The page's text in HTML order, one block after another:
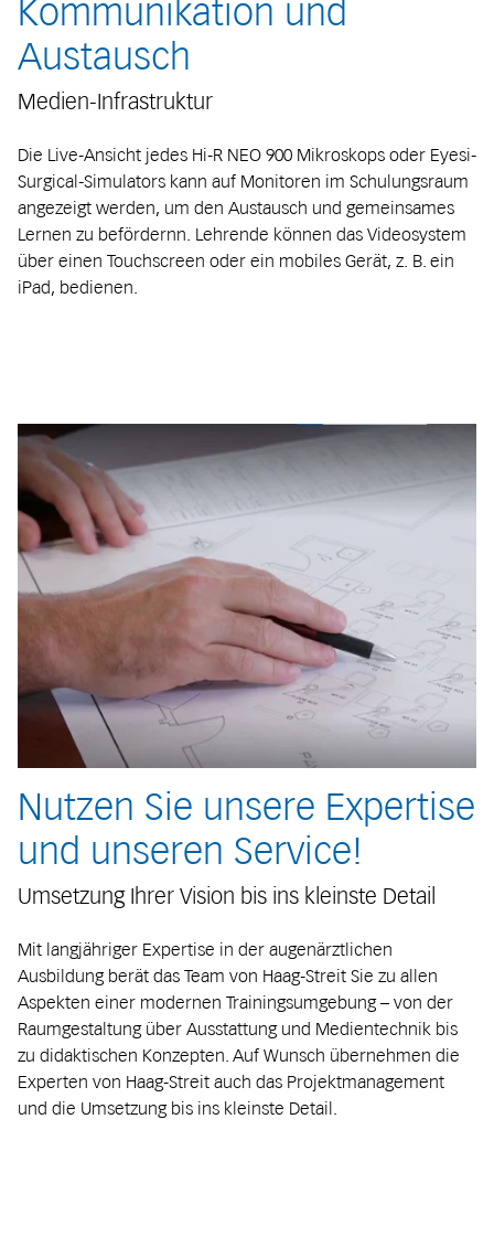
Kommunikation und
Austausch
Medien-Infrastruktur
Die Live-Ansicht jedes Hi-R NEO 900 Mikroskops oder Eyesi-
Surgical-Simulators kann auf Monitoren im Schulungsraum
angezeigt werden, um den Austausch und gemeinsames
Lernen zu befördernn. Lehrende können das Videosystem
über einen Touchscreen oder ein mobiles Gerät, z. B. ein
iPad, bedienen.
Nutzen Sie unsere Expertise
und unseren Service!
Umsetzung Ihrer Vision bis ins kleinste Detail
Mit langjähriger Expertise in der augenärztlichen
Ausbildung berät das Team von Haag-Streit Sie zu allen
Aspekten einer modernen Trainingsumgebung – von der
Raumgestaltung über Ausstattung und Medientechnik bis
zu didaktischen Konzepten. Auf Wunsch übernehmen die
Experten von Haag-Streit auch das Projektmanagement
und die Umsetzung bis ins kleinste Detail.